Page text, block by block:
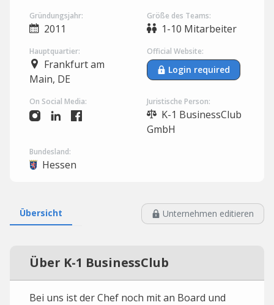
Gründungsjahr:
2011
Größe des Teams:
1-10 Mitarbeiter
Hauptquartier:
Frankfurt am
Main, DE
Official Website:
Login required
On Social Media: Juristische Person:
K-1 BusinessClub
GmbH
Bundesland:
Hessen
Übersicht Unternehmen editieren
Über K-1 BusinessClub
Bei uns ist der Chef noch mit an Board und